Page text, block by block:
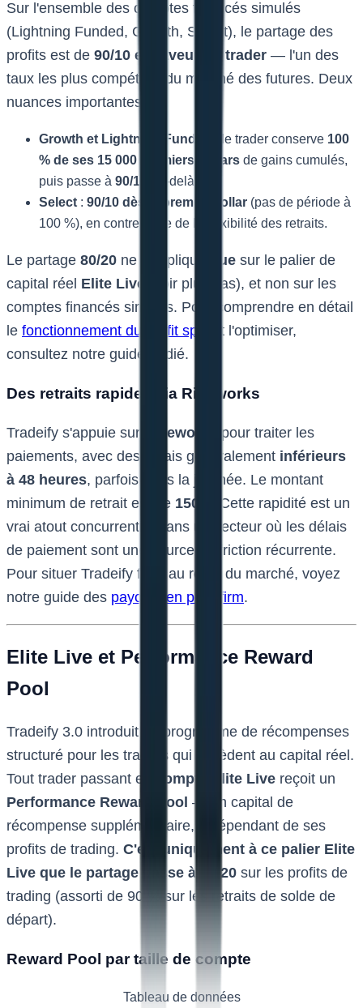
Sur l'ensemble des comptes financés simulés
(Lightning Funded, Growth, Select), le partage des
profits est de 90/10 en faveur du trader — l'un des
taux les plus compétitifs du marché des futures. Deux
nuances importantes :
Growth et Lightning Funded : le trader conserve 100
% de ses 15 000 premiers dollars de gains cumulés,
puis passe à 90/10
au-delà.
Select : 90/10 dès le premier dollar (pas de période à
100 %), en contrepartie de la flexibilité des retraits.
Le partage 80/20 ne s'applique que sur le palier de
capital réel Elite Live
(voir plus bas), et non sur les
comptes financés simulés. Pour comprendre en détail
le fonctionnement du profit split
et l'optimiser,
consultez notre guide dédié.
Des retraits rapides via Riseworks
Tradeify s'appuie sur Riseworks
pour traiter les
paiements, avec des délais généralement inférieurs
à 48 heures, parfois dans la journée. Le montant
minimum de retrait est de 150 $
. Cette rapidité est un
vrai atout concurrentiel dans un secteur où les délais
de paiement sont une source de friction récurrente.
Pour situer Tradeify face au reste du marché, voyez
notre guide des payouts en prop firm.
Elite Live et Performance Reward
Pool
Tradeify 3.0 introduit un programme de récompenses
structuré pour les traders qui accèdent au capital réel.
Tout trader passant en
compte Elite Live reçoit un
Performance Reward Pool — un capital de
récompense supplémentaire, indépendant de ses
profits de trading. C'est uniquement à ce palier Elite
Live que le partage passe à 80/20 sur les profits de
trading (assorti de 90 % sur les retraits de solde de
départ).
Reward Pool par taille de compte
Tableau de données